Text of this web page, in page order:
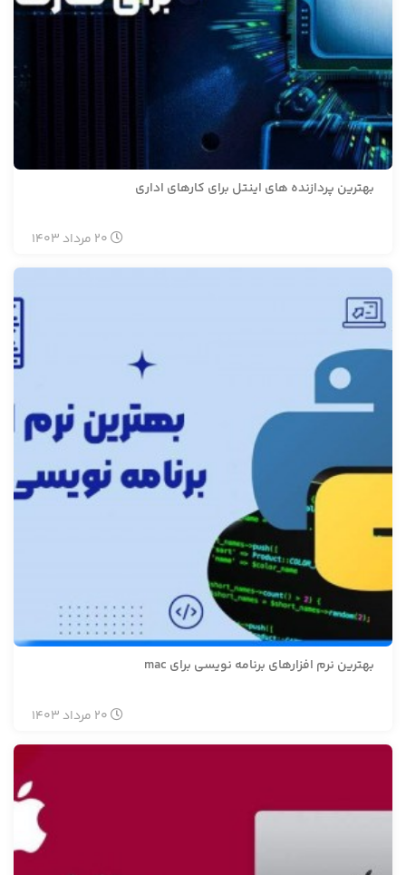
بهترین پردازنده های اینتل برای کارهای اداری
20 مرداد 1403
بهترین نرم افزارهای برنامه نویسی برای mac
20 مرداد 1403